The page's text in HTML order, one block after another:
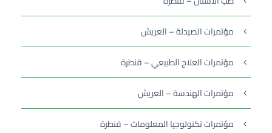
مؤتمرات الصيدلة – العريش
مؤتمرات العلاج الطبيعي – قنطرة
مؤتمرات الهندسة – العريش
مؤتمرات تكنولوجيا المعلومات – قنطرة